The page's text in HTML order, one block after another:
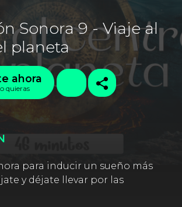
Sonora 9 - Viaje al
planeta
ahora
quieras
para inducir un sueño más
y déjate llevar por las